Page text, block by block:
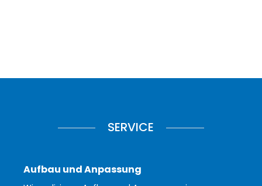
SERVICE
Aufbau und Anpassung